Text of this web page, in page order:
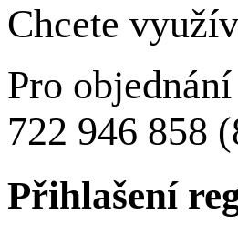
Chcete
Pro
722 946 858
Přihlašení